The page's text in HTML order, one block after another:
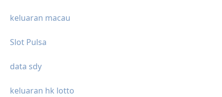
keluaran macau
Slot Pulsa
data sdy
keluaran hk lotto